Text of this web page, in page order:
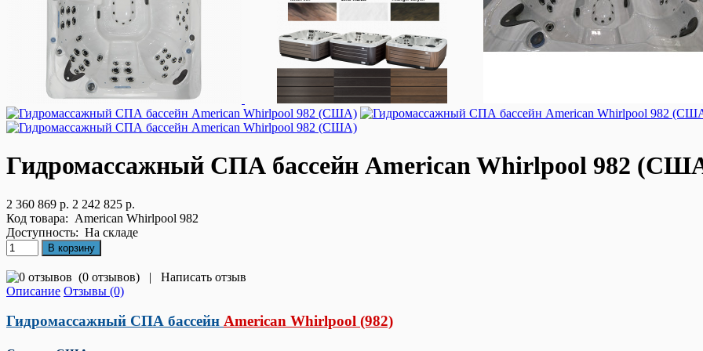
Гидромассажный СПА бассейн American Whirlpool 982
2 360 869 р. 2 242 825 р.
Код товара: American Whirlpool 982
Доступность: На складе
(0 отзывов) |
Написать отзыв
Описание Отзывы (0)
Гидромассажный СПА бассейн American Whirlpool (982)